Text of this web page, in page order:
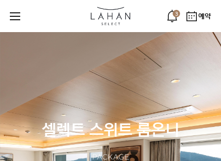
3 예약
셀렉트 스위트 룸온니
PACKAGE